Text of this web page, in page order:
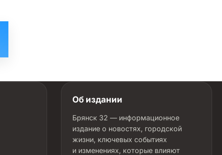
Об издании
Брянск 32 — информационное
издание о новостях, городской
жизни, ключевых событиях
и изменениях, которые влияют